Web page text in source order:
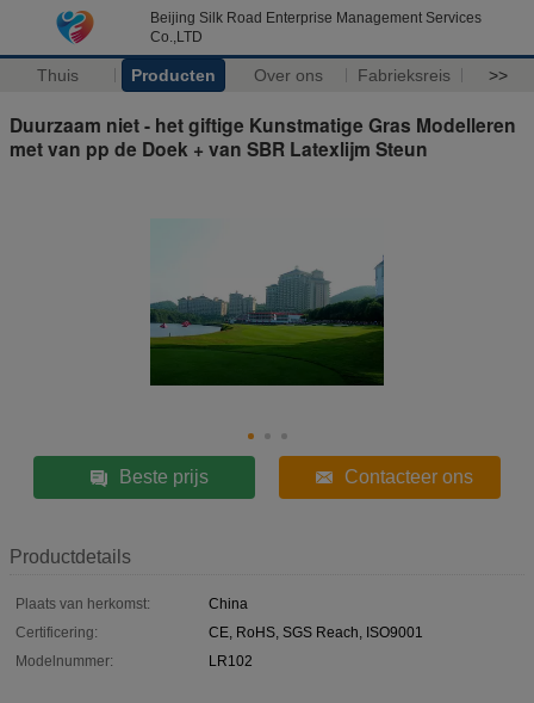
Beijing Silk Road Enterprise Management Services
Co.,LTD
Thuis Producten Over ons Fabrieksreis >>
Duurzaam niet - het giftige Kunstmatige Gras Modelleren
met van pp de Doek + van SBR Latexlijm Steun
Beste prijs Contacteer ons
Productdetails
Plaats van herkomst:
China
Certificering:
CE, RoHS, SGS Reach, ISO9001
Modelnummer:
LR102